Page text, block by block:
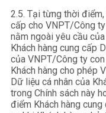
2.5. Tại từng thời
cấp cho VNPT/Công
nằm ngoài yêu cầu
Khách hàng cung cấp
của VNPT/Công ty
Khách hàng cho phép
Dữ liệu cá nhân của
trong Chính sách này
điểm Khách hàng